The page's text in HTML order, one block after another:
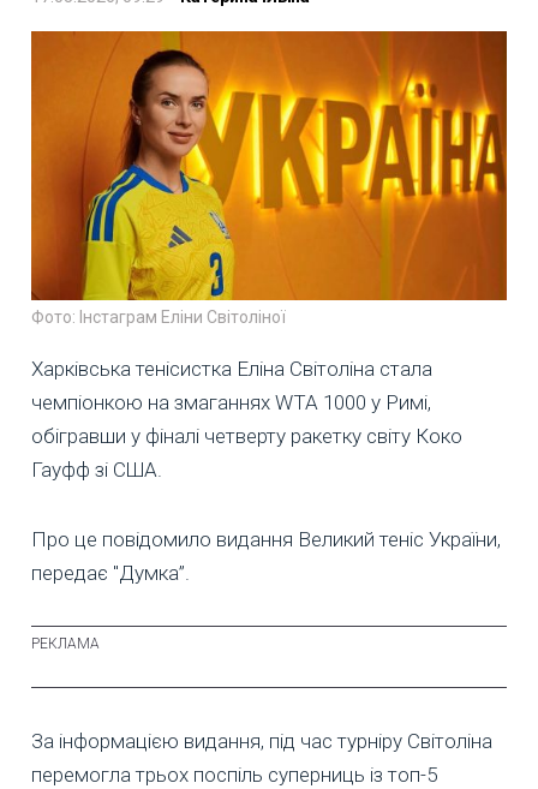
Фото: Інстаграм Еліни Світоліної
Харківська тенісистка Еліна Світоліна стала
чемпіонкою на змаганнях WTA 1000 у Римі,
обігравши у фіналі четверту ракетку світу Коко
Гауфф зі США.
Про це повідомило видання Великий теніс України,
передає "Думка”.
За інформацією видання, під час турніру Світоліна
перемогла трьох поспіль суперниць із топ-5